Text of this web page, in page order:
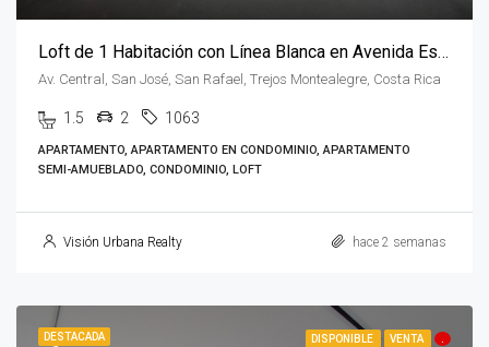
Loft de 1 Habitación con Línea Blanca en Avenida Escazú
Av. Central, San José, San Rafael, Trejos Montealegre, Costa Rica
1.5 2 1063
APARTAMENTO, APARTAMENTO EN CONDOMINIO, APARTAMENTO
SEMI-AMUEBLADO, CONDOMINIO, LOFT
Visión Urbana Realty hace 2 semanas
DESTACADA DISPONIBLE VENTA